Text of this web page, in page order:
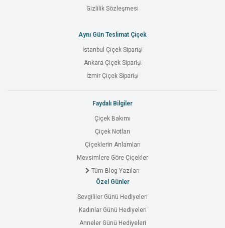
Gizlilik Sözleşmesi
Aynı Gün Teslimat Çiçek
İstanbul Çiçek Siparişi
Ankara Çiçek Siparişi
İzmir Çiçek Siparişi
Faydalı Bilgiler
Çiçek Bakımı
Çiçek Notları
Çiçeklerin Anlamları
Mevsimlere Göre Çiçekler
Tüm Blog Yazıları
Özel Günler
Sevgililer Günü Hediyeleri
Kadınlar Günü Hediyeleri
Anneler Günü Hediyeleri